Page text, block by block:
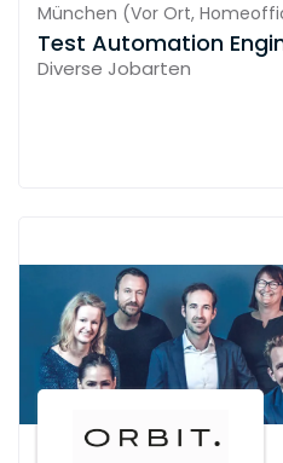
München (Vor Ort,
Test Automation
Diverse Jobarten